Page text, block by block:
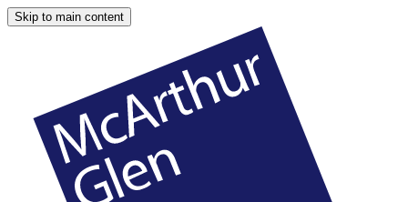
Skip to main content